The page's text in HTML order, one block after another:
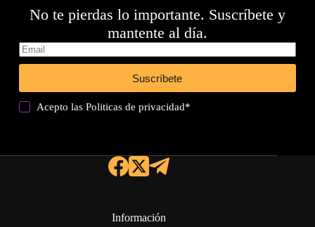
No te pierdas lo importante. Suscríbete y
mantente al día.
Suscríbete
Acepto lasPoliticas de privacidad*
Información